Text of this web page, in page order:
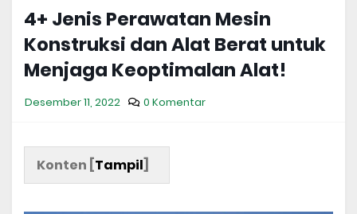
4+ Jenis Perawatan Mesin
Konstruksi dan Alat Berat untuk
Menjaga Keoptimalan Alat!
Desember 11, 2022 0 Komentar
Konten [Tampil]